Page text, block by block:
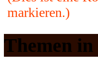
markieren.)
Themen